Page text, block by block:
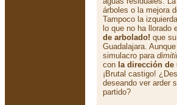
árboles o la mejora
Tampoco la
lo que no ha llorado
de arbolado! que
Guadalajara.
simulacro para
con la dirección
¡Brutal castigo!
deseando ver arder
partido?